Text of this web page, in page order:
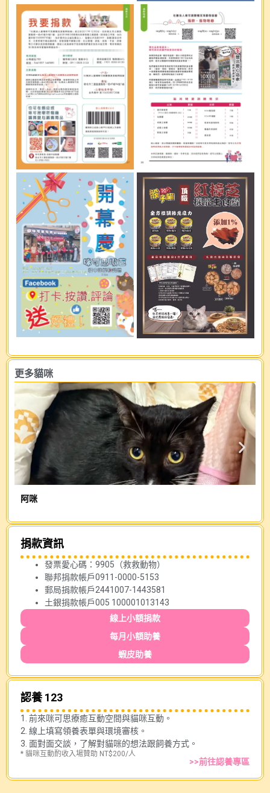
更多貓咪
阿咪
捐款資訊
發票愛心碼：9905（救救動物）
聯邦捐款帳戶0911-0000-5153
郵局捐款帳戶2441007-1443581
土銀捐款帳戶005 100001013143
線上小額捐款
每月小額助養
蝦皮助養
認養 123
1. 前來咪可思療癒互動空間與貓咪互動。
2. 線上填寫領養表單與環境審核。
3. 面對面交談，了解對貓咪的想法跟飼養方式。
* 貓咪互動酌收入場贊助 NT$200/人
>>前往認養專區